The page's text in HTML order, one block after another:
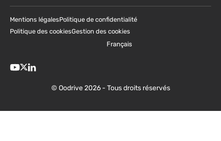
© Oodrive 2026 - Tous droits réservés
Mentions légalesPolitique de confidentialité
Politique des cookiesGestion des cookies
Français